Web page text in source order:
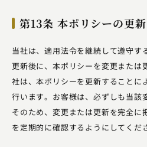
第13条 本ポリシーの更
当社は、適用法令を継続して遵守す
更新後に、本ポリシーを変更または
社は、本ポリシーを更新することに
行います。お客様は、必ずしも当該
そのため、変更または更新を完全に
を定期的に確認するようにしてくだ